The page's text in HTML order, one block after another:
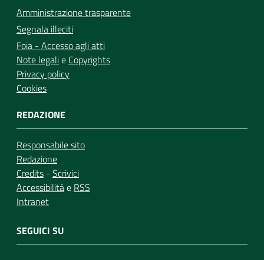
Amministrazione trasparente
Segnala illeciti
Foia - Accesso agli atti
Note legalie Copyrights
Privacy policy
Cookies
REDAZIONE
Responsabile sito
Redazione
Credits - Scrivici
Accessibilitàe RSS
Intranet
SEGUICI SU